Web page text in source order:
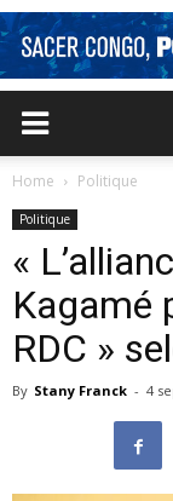
Home Politique
Politique
«
Kagamé
RDC »
By Stany Franck - 4